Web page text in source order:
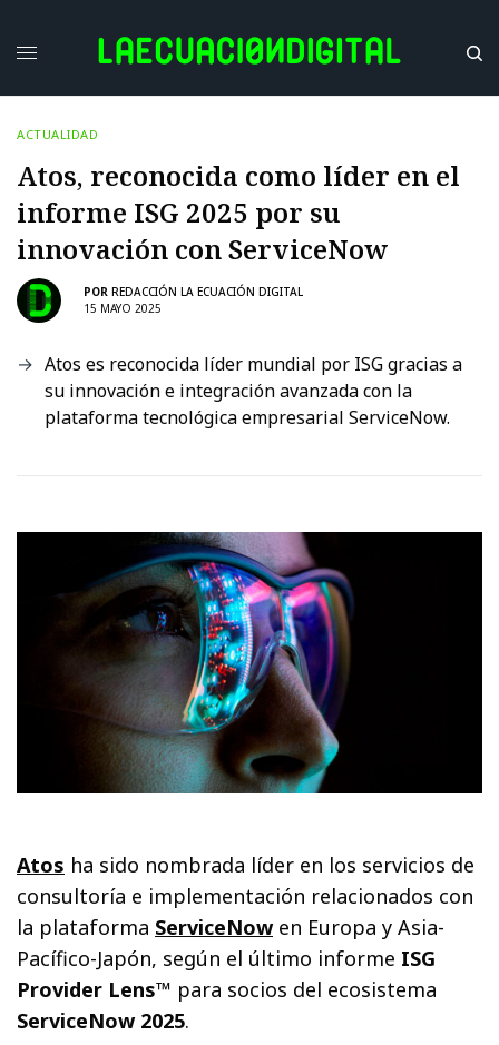
ACTUALIDAD
Atos, reconocida como líder en el
informe ISG 2025 por su
innovación con ServiceNow
POR REDACCIÓN LA ECUACIÓN DIGITAL
15 MAYO 2025
Atos es reconocida líder mundial por ISG gracias a
su innovación e integración avanzada con la
plataforma tecnológica empresarial ServiceNow.
Atos ha sido nombrada líder en los servicios de
consultoría e implementación relacionados con
la plataforma ServiceNowen Europa y Asia-
Pacífico-Japón, según el último informe ISG
Provider Lens™ para socios del ecosistema
ServiceNow 2025.